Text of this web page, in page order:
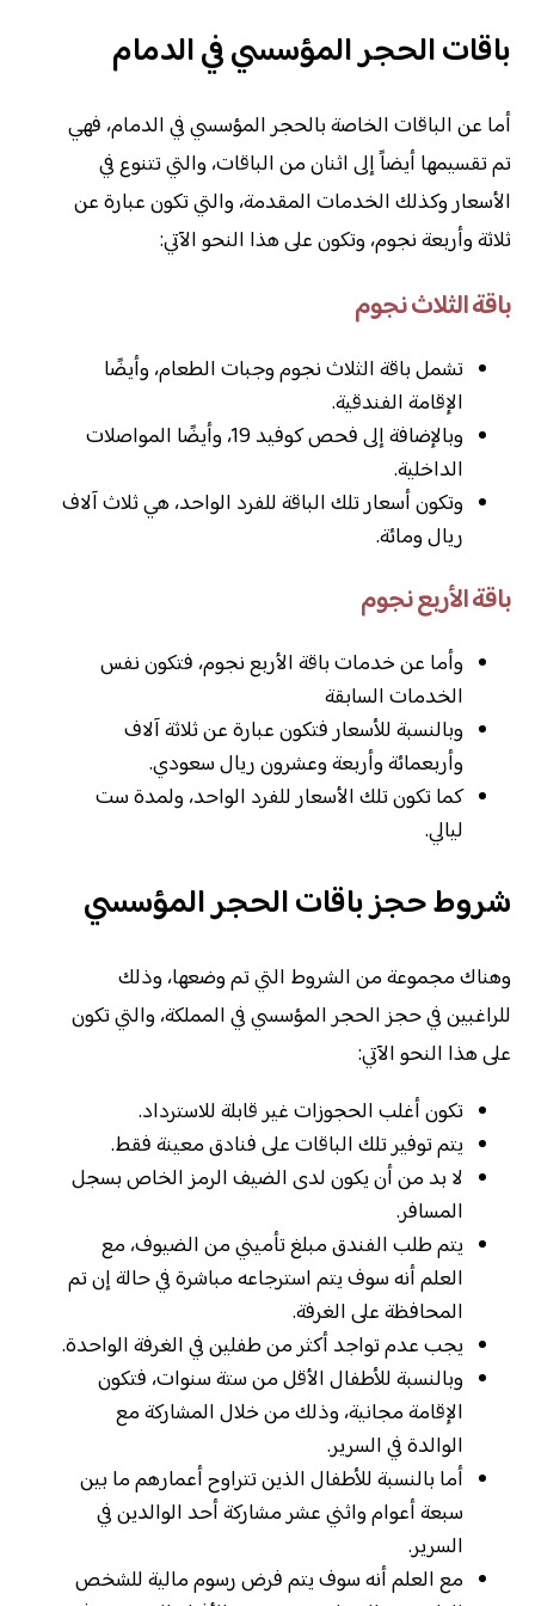
باقات الحجر المؤسسي في الدمام
أما عن الباقات الخاصة بالحجر المؤسسي في الدمام، فهي
تم تقسيمها أيضاً إلى اثنان من الباقات، والتي تتنوع في
الأسعار وكذلك الخدمات المقدمة، والتي تكون عبارة عن
ثلاثة وأربعة نجوم، وتكون على هذا النحو الآتي:
باقة الثلاث نجوم
تشمل باقة الثلاث نجوم وجبات الطعام، وأيضًا
الإقامة الفندقية.
وبالإضافة إلى فحص كوفيد 19، وأيضًا المواصلات
الداخلية.
وتكون أسعار تلك الباقة للفرد الواحد، هي ثلاث آلاف
ريال ومائة.
باقة الأربع نجوم
وأما عن خدمات باقة الأربع نجوم، فتكون نفس
الخدمات السابقة
وبالنسبة للأسعار فتكون عبارة عن ثلاثة آلاف
وأربعمائة وأربعة وعشرون ريال سعودي.
كما تكون تلك الأسعار للفرد الواحد، ولمدة ست
ليالي.
شروط حجز باقات الحجر المؤسسي
وهناك مجموعة من الشروط التي تم وضعها، وذلك
للراغبين في حجز الحجر المؤسسي في المملكة، والتي تكون
على هذا النحو الآتي:
تكون أغلب الحجوزات غير قابلة للاسترداد.
يتم توفير تلك الباقات على فنادق معينة فقط.
لا بد من أن يكون لدى الضيف الرمز الخاص بسجل
المسافر.
يتم طلب الفندق مبلغ تأميني من الضيوف، مع
العلم أنه سوف يتم استرجاعه مباشرة في حالة إن تم
المحافظة على الغرفة.
يجب عدم تواجد أكثر من طفلين في الغرفة الواحدة.
وبالنسبة للأطفال الأقل من ستة سنوات، فتكون
الإقامة مجانية، وذلك من خلال المشاركة مع
الوالدة في السرير.
أما بالنسبة للأطفال الذين تتراوح أعمارهم ما بين
سبعة أعوام واثني عشر مشاركة أحد الوالدين في
السرير.
مع العلم أنه سوف يتم فرض رسوم مالية للشخص